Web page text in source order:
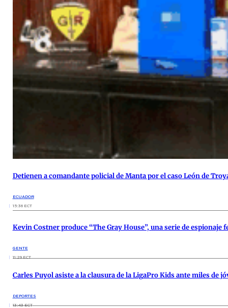
Detienen a comandante policial de Manta por el caso León de
ECUADOR
15:36 ECT
Kevin Costner produce “The Gray House”, una serie de
GENTE
11:29 ECT
Carles Puyol asiste a la clausura de la LigaPro Kids ante miles de
DEPORTES
13:43 ECT